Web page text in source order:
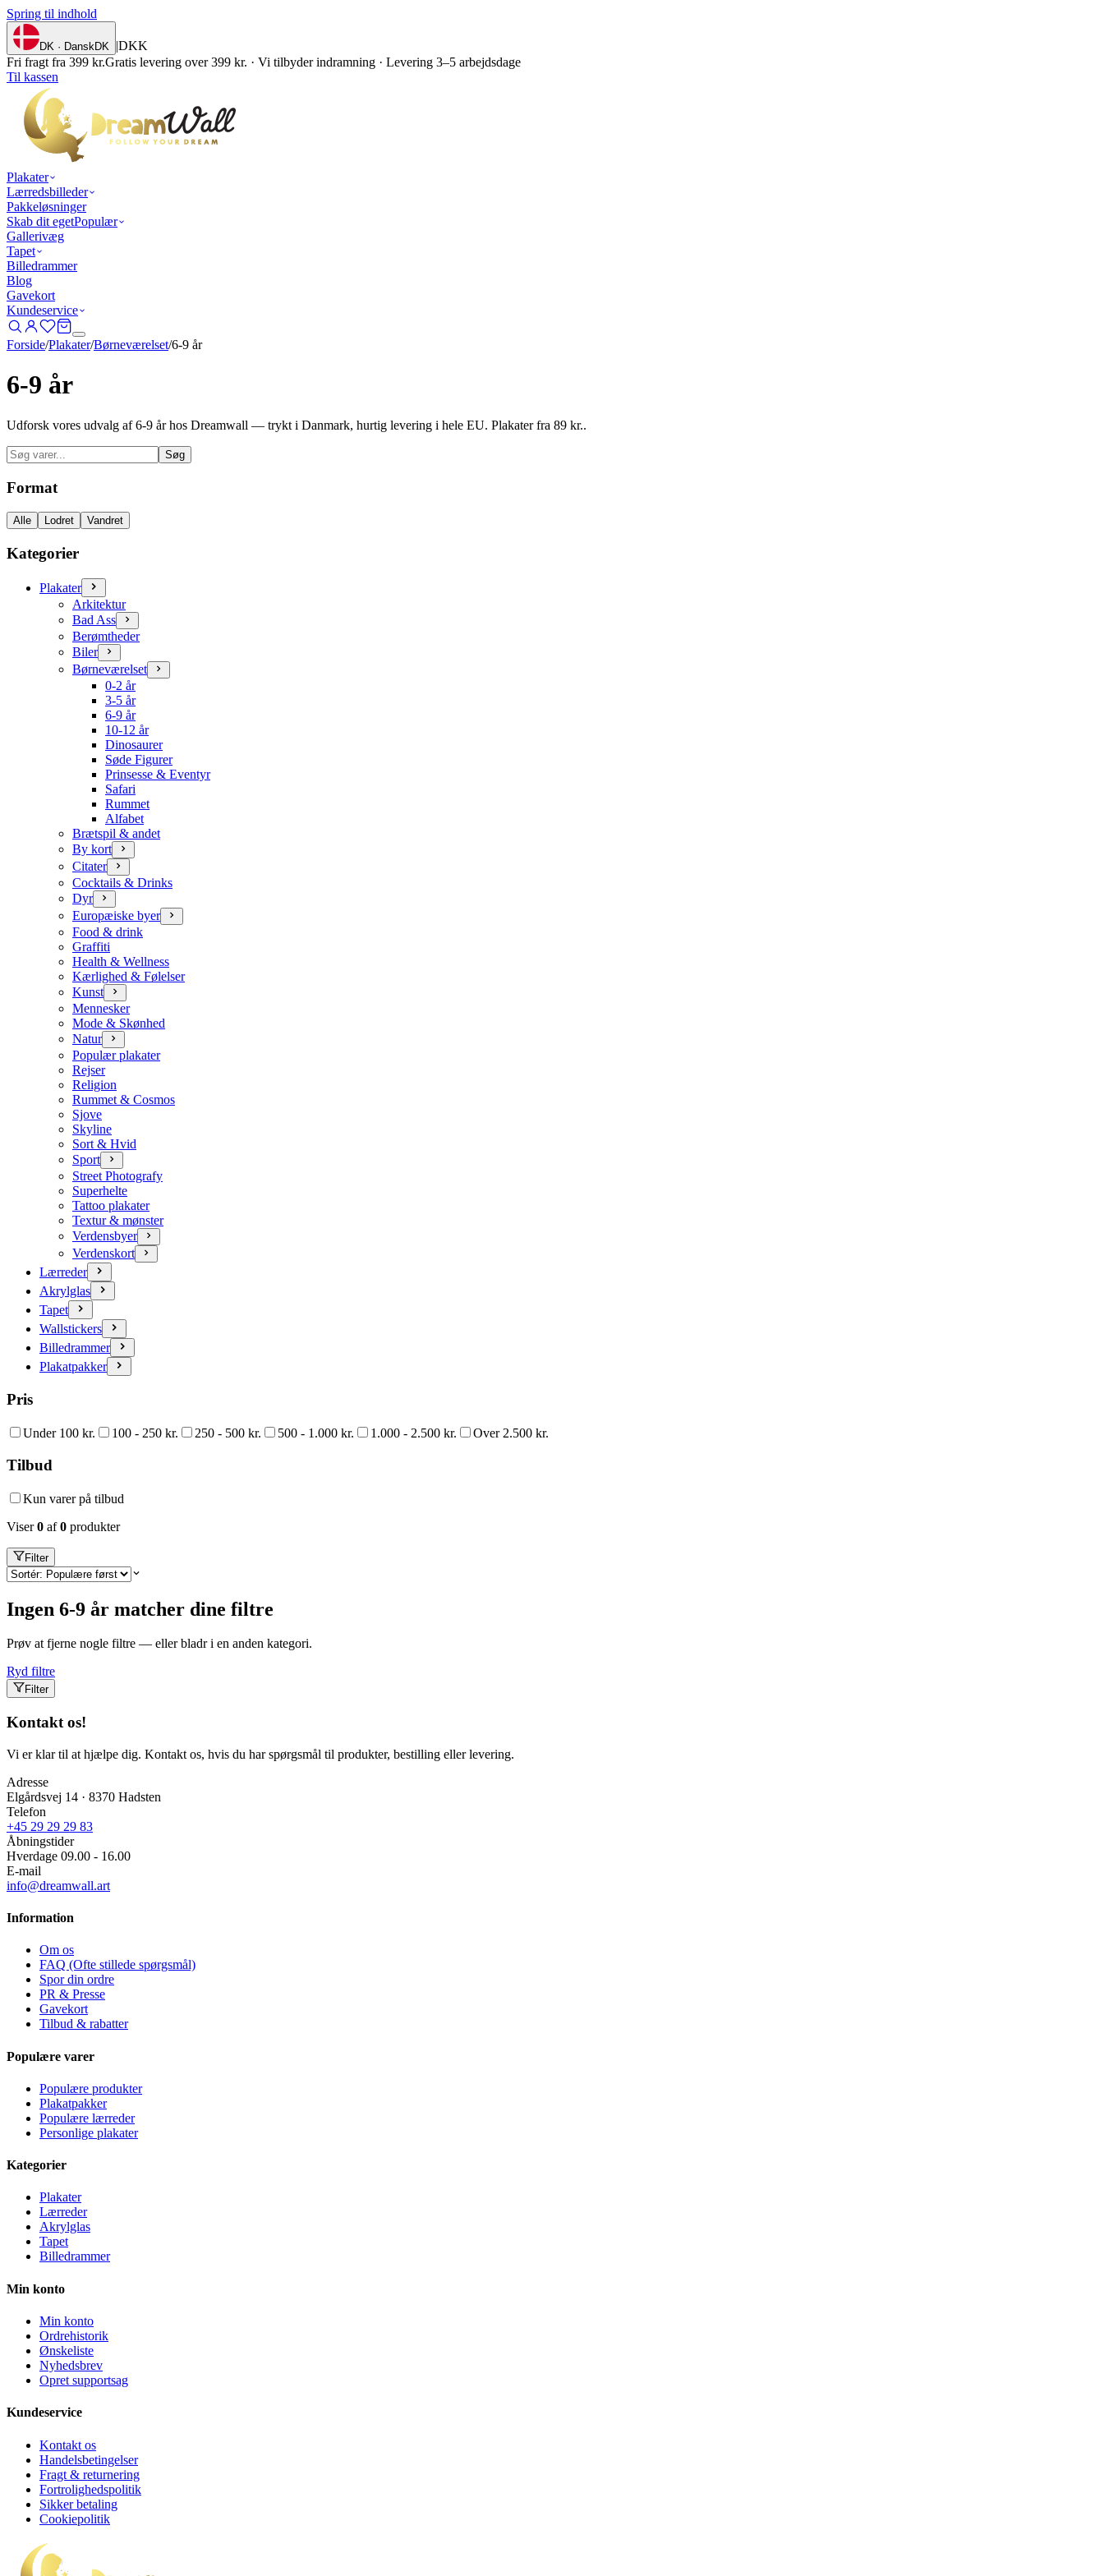
Spring til indhold
DK · DanskDK |DKK
Fri fragt fra 399 kr.Gratis levering over 399 kr. · Vi tilbyder indramning · Levering 3–5 arbejdsdage
Til kassen
Plakater
Lærredsbilleder
Pakkeløsninger
Skab dit egetPopulær
Gallerivæg
Tapet
Billedrammer
Blog
Gavekort
Kundeservice
Forside/Plakater/Børneværelset/6-9 år
6-9 år
Udforsk vores udvalg af 6-9 år hos Dreamwall — trykt i Danmark, hurtig levering i hele EU. Plakater fra 89 kr..
Søg
Format
Alle Lodret Vandret
Kategorier
Plakater
Arkitektur
Bad Ass
Berømtheder
Biler
Børneværelset
0-2 år
3-5 år
6-9 år
10-12 år
Dinosaurer
Søde Figurer
Prinsesse & Eventyr
Safari
Rummet
Alfabet
Brætspil & andet
By kort
Citater
Cocktails & Drinks
Dyr
Europæiske byer
Food & drink
Graffiti
Health & Wellness
Kærlighed & Følelser
Kunst
Mennesker
Mode & Skønhed
Natur
Populær plakater
Rejser
Religion
Rummet & Cosmos
Sjove
Skyline
Sort & Hvid
Sport
Street Photografy
Superhelte
Tattoo plakater
Textur & mønster
Verdensbyer
Verdenskort
Lærreder
Akrylglas
Tapet
Wallstickers
Billedrammer
Plakatpakker
Pris
Under 100 kr. 100 - 250 kr. 250 - 500 kr. 500 - 1.000 kr. 1.000 - 2.500 kr. Over 2.500 kr.
Tilbud
Kun varer på tilbud
Viser 0 af 0 produkter
Filter
Ingen 6-9 år matcher dine filtre
Prøv at fjerne nogle filtre — eller bladr i en anden kategori.
Ryd filtre
Filter
Kontakt os!
Vi er klar til at hjælpe dig. Kontakt os, hvis du har spørgsmål til produkter, bestilling eller levering.
Adresse
Elgårdsvej 14 · 8370 Hadsten
Telefon
+45 29 29 29 83
Åbningstider
Hverdage 09.00 - 16.00
E-mail
info@dreamwall.art
Information
Om os
FAQ (Ofte stillede spørgsmål)
Spor din ordre
PR & Presse
Gavekort
Tilbud & rabatter
Populære varer
Populære produkter
Plakatpakker
Populære lærreder
Personlige plakater
Kategorier
Plakater
Lærreder
Akrylglas
Tapet
Billedrammer
Min konto
Min konto
Ordrehistorik
Ønskeliste
Nyhedsbrev
Opret supportsag
Kundeservice
Kontakt os
Handelsbetingelser
Fragt & returnering
Fortrolighedspolitik
Sikker betaling
Cookiepolitik